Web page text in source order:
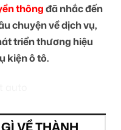
thôngđã nhắc đến
chuyện về dịch vụ,
triển thương hiệu
kiện ô tô.
VỀ THÀNH